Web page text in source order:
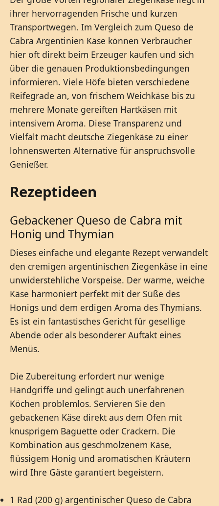
ihrer hervorragenden Frische und kurzen
Transportwegen. Im Vergleich zum Queso de
Cabra Argentinien Käse können Verbraucher
hier oft direkt beim Erzeuger kaufen und sich
über die genauen Produktionsbedingungen
informieren. Viele Höfe bieten verschiedene
Reifegrade an, von frischem Weichkäse bis zu
mehrere Monate gereiften Hartkäsen mit
intensivem Aroma. Diese Transparenz und
Vielfalt macht deutsche Ziegenkäse zu einer
lohnenswerten Alternative für anspruchsvolle
Genießer.
Rezeptideen
Gebackener Queso de Cabra mit
Honig und Thymian
Dieses einfache und elegante Rezept verwandelt
den cremigen argentinischen Ziegenkäse in eine
unwiderstehliche Vorspeise. Der warme, weiche
Käse harmoniert perfekt mit der Süße des
Honigs und dem erdigen Aroma des Thymians.
Es ist ein fantastisches Gericht für gesellige
Abende oder als besonderer Auftakt eines
Menüs.
Die Zubereitung erfordert nur wenige
Handgriffe und gelingt auch unerfahrenen
Köchen problemlos. Servieren Sie den
gebackenen Käse direkt aus dem Ofen mit
knusprigem Baguette oder Crackern. Die
Kombination aus geschmolzenem Käse,
flüssigem Honig und aromatischen Kräutern
wird Ihre Gäste garantiert begeistern.
1 Rad (200 g) argentinischer Queso de Cabra